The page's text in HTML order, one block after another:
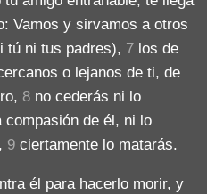
Vamos y sirvamos a otros
tú ni tus padres), 7 los de
o lejanos de ti, de
8 no cederás ni lo
de él, ni lo
9 ciertamente lo matarás.
él para hacerlo morir, y